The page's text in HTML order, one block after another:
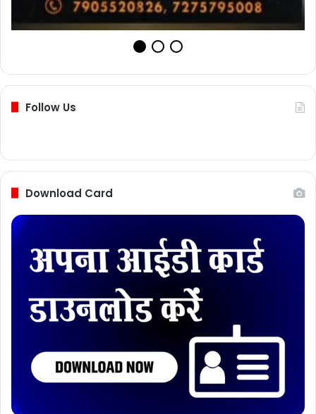
Follow Us
Download Card